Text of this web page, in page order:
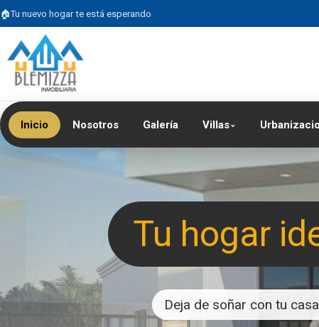
Tu nuevo hogar te está esperando
Inicio Nosotros Galería Villas⌄
Tu hogar
Deja de soñar con tu